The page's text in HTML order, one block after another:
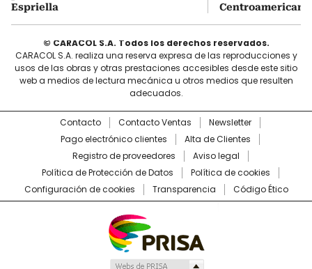
Espriella
© CARACOL S.A. Todos los derechos reservados.
CARACOL S.A. realiza una reserva expresa de las reproducciones y
usos de las obras y otras prestaciones accesibles desde este sitio
web a medios de lectura mecánica u otros medios que resulten
adecuados.
Contacto Contacto Ventas
Newsletter
Pago electrónico clientes
Alta de Clientes
Registro de proveedores
Aviso legal
Política de Protección de Datos
Política de cookies
Configuración de cookies
Transparencia Código Ético